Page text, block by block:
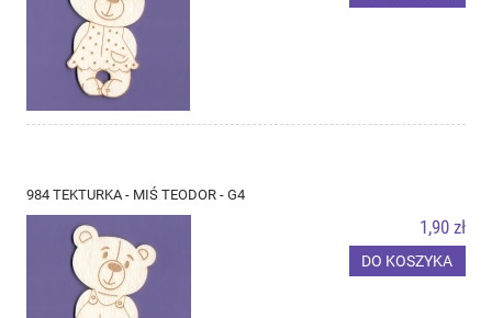
984 TEKTURKA - MIŚ TEODOR - G4
1,90 zł
DO KOSZYKA